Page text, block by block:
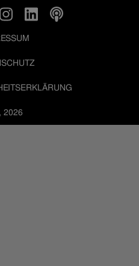
2026